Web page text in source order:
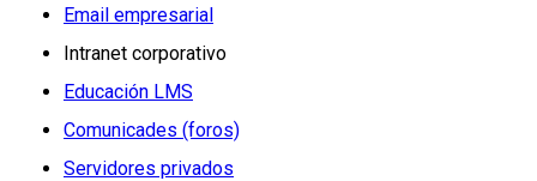
Email empresarial
Intranet corporativo
Educación LMS
Comunicades (foros)
Servidores privados